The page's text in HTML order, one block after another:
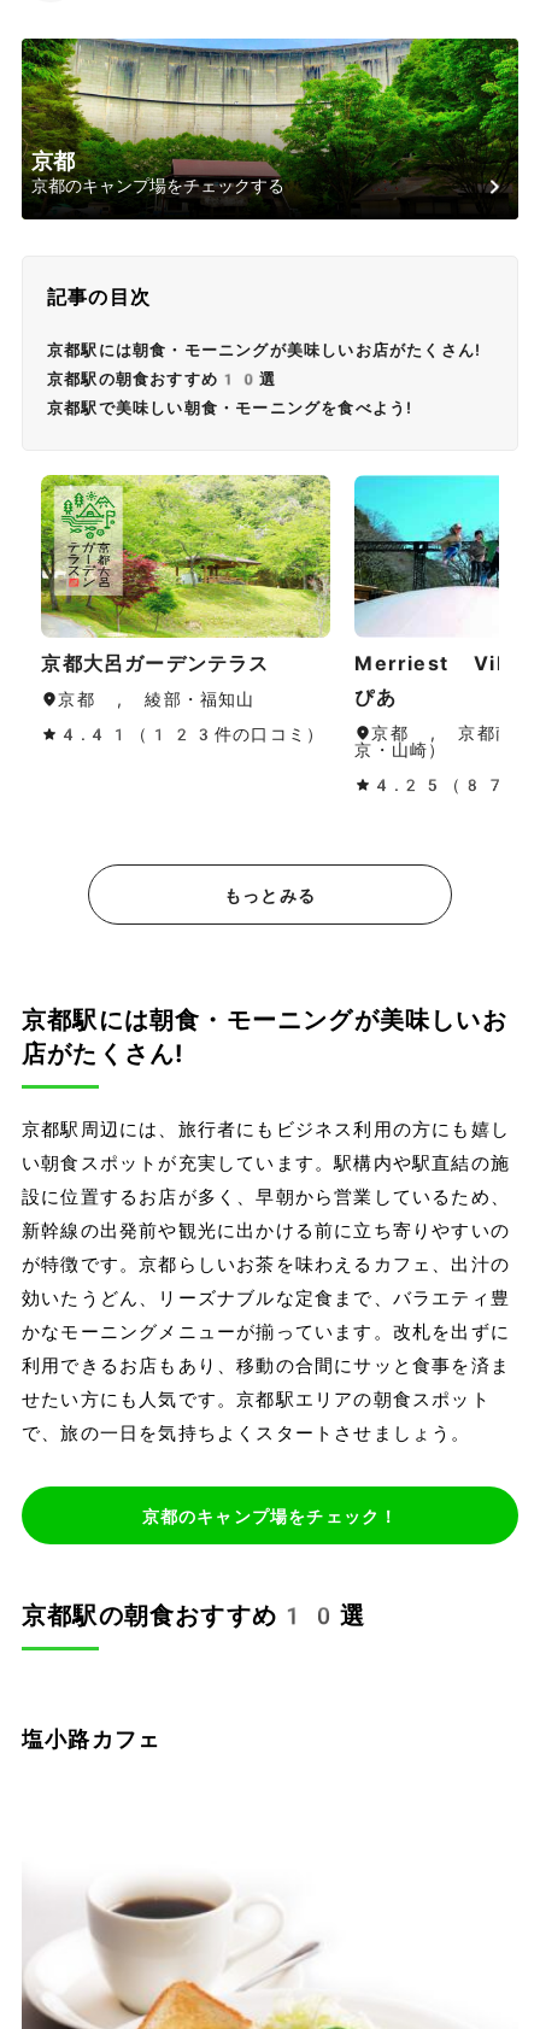
京都
京都のキャンプ場をチェックする
記事の目次
京都駅には朝食・モーニングが美味しいお店がたくさん!
京都駅の朝食おすすめ10選
京都駅で美味しい朝食・モーニングを食べよう!
京都大呂ガーデンテラス
京都 , 綾部・福知山
4.41（123件の口コミ）
Merriest
ぴあ
京都 , 京都南部
京・山崎）
4.25（87件の
もっとみる
京都駅には朝食・モーニングが美味しいお
店がたくさん!
京都駅周辺には、旅行者にもビジネス利用の方にも嬉し
い朝食スポットが充実しています。駅構内や駅直結の施
設に位置するお店が多く、早朝から営業しているため、
新幹線の出発前や観光に出かける前に立ち寄りやすいの
が特徴です。京都らしいお茶を味わえるカフェ、出汁の
効いたうどん、リーズナブルな定食まで、バラエティ豊
かなモーニングメニューが揃っています。改札を出ずに
利用できるお店もあり、移動の合間にサッと食事を済ま
せたい方にも人気です。京都駅エリアの朝食スポット
で、旅の一日を気持ちよくスタートさせましょう。
京都のキャンプ場をチェック！
京都駅の朝食おすすめ10選
塩小路カフェ